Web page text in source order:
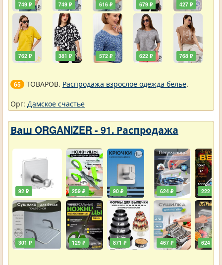
749 ₽
762 ₽
749 ₽
381 ₽
616 ₽
572 ₽
679 ₽
622 ₽
427 ₽
768 ₽
65 ТОВАРОВ. Распродажа взрослое одежда белье.
Орг: Дамское счастье
Ваш ORGANIZER - 91. Распродажа
92 ₽
301 ₽
259 ₽
129 ₽
90 ₽
871 ₽
624 ₽
467 ₽
222 ₽
624 ₽